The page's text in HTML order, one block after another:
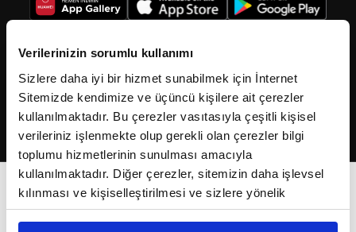
Verilerinizin sorumlu kullanımı
Sizlere daha iyi bir hizmet sunabilmek için İnternet
Sitemizde kendimize ve üçüncü kişilere ait çerezler
kullanılmaktadır. Bu çerezler vasıtasıyla çeşitli kişisel
verileriniz işlenmekte olup gerekli olan çerezler bilgi
toplumu hizmetlerinin sunulması amacıyla
kullanılmaktadır. Diğer çerezler, sitemizin daha işlevsel
kılınması ve kişiselleştirilmesi ve sizlere yönelik
reklam/pazarlama faaliyetlerinin yapılması, amaçlarıyla
2026Fikriyat. Tüm hakları saklıdır.